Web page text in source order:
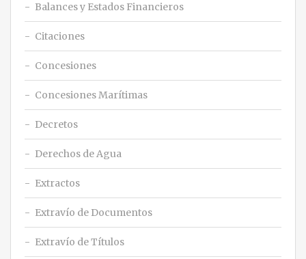
Balances y Estados Financieros
Citaciones
Concesiones
Concesiones Marítimas
Decretos
Derechos de Agua
Extractos
Extravío de Documentos
Extravío de Títulos